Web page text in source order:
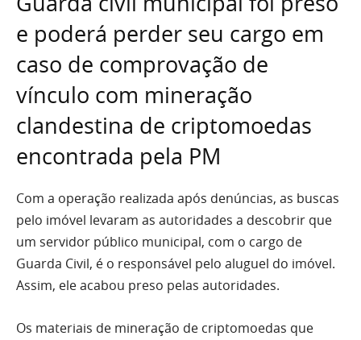
e poderá perder seu cargo em
caso de comprovação de
vínculo com mineração
clandestina de criptomoedas
encontrada pela PM
Com a operação realizada após denúncias, as buscas
pelo imóvel levaram as autoridades a descobrir que
um servidor público municipal, com o cargo de
Guarda Civil, é o responsável pelo aluguel do imóvel.
Assim, ele acabou preso pelas autoridades.
Os materiais de mineração de criptomoedas que